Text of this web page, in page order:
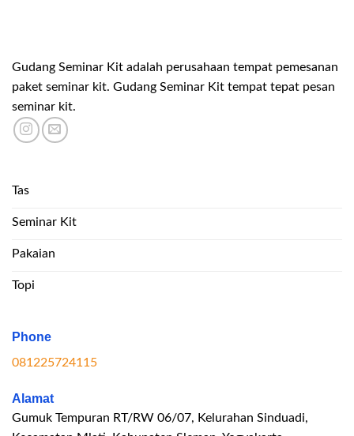
Gudang Seminar Kit adalah perusahaan tempat pemesanan
paket seminar kit. Gudang Seminar Kit tempat tepat pesan
seminar kit.
Tas
Seminar Kit
Pakaian
Topi
Phone
081225724115
Alamat
Gumuk Tempuran RT/RW 06/07, Kelurahan Sinduadi,